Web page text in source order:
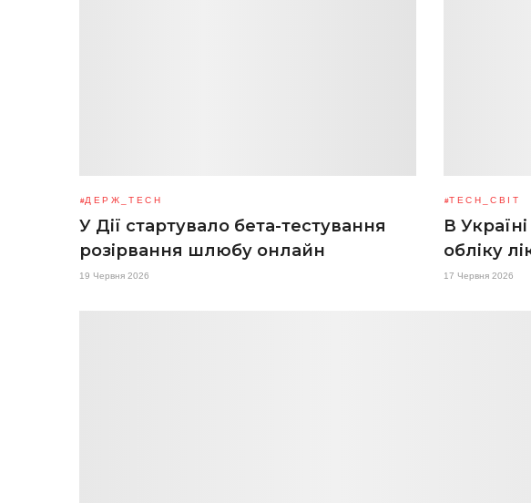
ДЕРЖ_TECH
У Дії стартувало бета-тестування
розірвання шлюбу онлайн
19 Червня 2026
TECH_СВІТ
В
обліку
17 Червня 2026